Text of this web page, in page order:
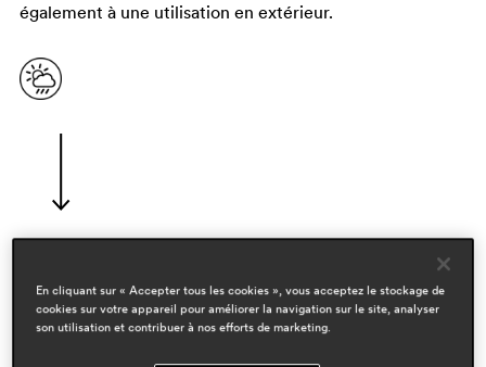
également à une utilisation en extérieur.
designers
claudio dondoli & marco pocci
En cliquant sur « Accepter tous les cookies », vous acceptez le stockage de
cookies sur votre appareil pour améliorer la navigation sur le site, analyser
son utilisation et contribuer à nos efforts de marketing.